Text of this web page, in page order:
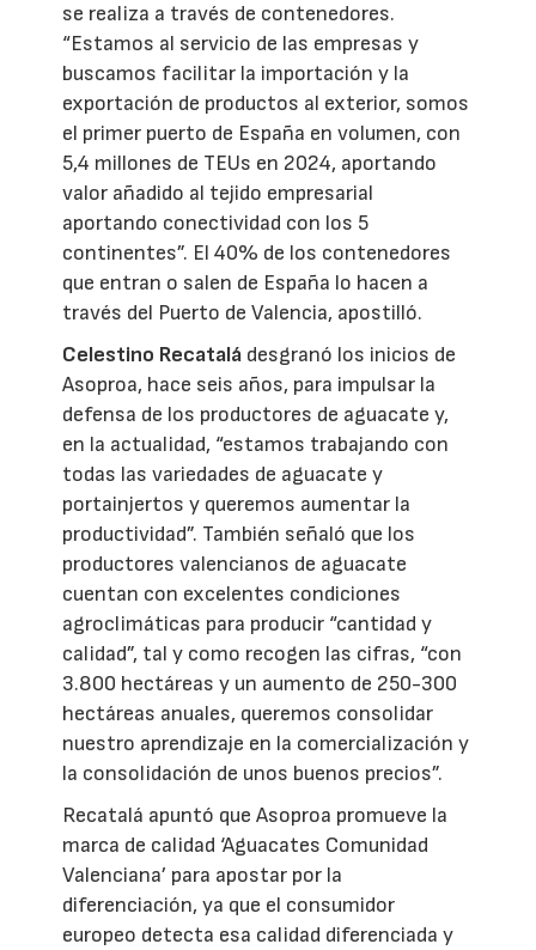
se realiza a través de contenedores.
“Estamos al servicio de las empresas y
buscamos facilitar la importación y la
exportación de productos al exterior, somos
el primer puerto de España en volumen, con
5,4 millones de TEUs en 2024, aportando
valor añadido al tejido empresarial
aportando conectividad con los 5
continentes”. El 40% de los contenedores
que entran o salen de España lo hacen a
través del Puerto de Valencia, apostilló.
Celestino Recatalá desgranó los inicios de
Asoproa, hace seis años, para impulsar la
defensa de los productores de aguacate y,
en la actualidad, “estamos trabajando con
todas las variedades de aguacate y
portainjertos y queremos aumentar la
productividad”. También señaló que los
productores valencianos de aguacate
cuentan con excelentes condiciones
agroclimáticas para producir “cantidad y
calidad”, tal y como recogen las cifras, “con
3.800 hectáreas y un aumento de 250-300
hectáreas anuales, queremos consolidar
nuestro aprendizaje en la comercialización y
la consolidación de unos buenos precios”.
Recatalá apuntó que Asoproa promueve la
marca de calidad ‘Aguacates Comunidad
Valenciana’ para apostar por la
diferenciación, ya que el consumidor
europeo detecta esa calidad diferenciada y